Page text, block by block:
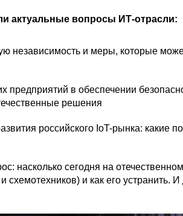
актуальные вопросы ИТ-отрасли:
независимость и меры, которые
предприятий в обеспечении
решения
российского IoT-рынка: какие
насколько сегодня на
схемотехников) и как его устранить.